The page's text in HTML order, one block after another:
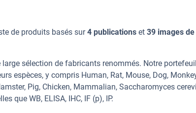
de produits basés sur4 publications et 39 images de
sélection de fabricants renommés. Notre
espèces, y compris Human, Rat, Mouse, Dog,
Pig, Chicken, Mammalian, Saccharomyces
que WB, ELISA, IHC, IF (p), IP.